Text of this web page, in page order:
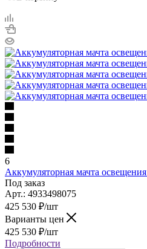
6
Аккумуляторная мачта
Под заказ
Арт.: 4933498075
425 530 ₽/шт
Варианты цен
425 530 ₽/шт
Подробности